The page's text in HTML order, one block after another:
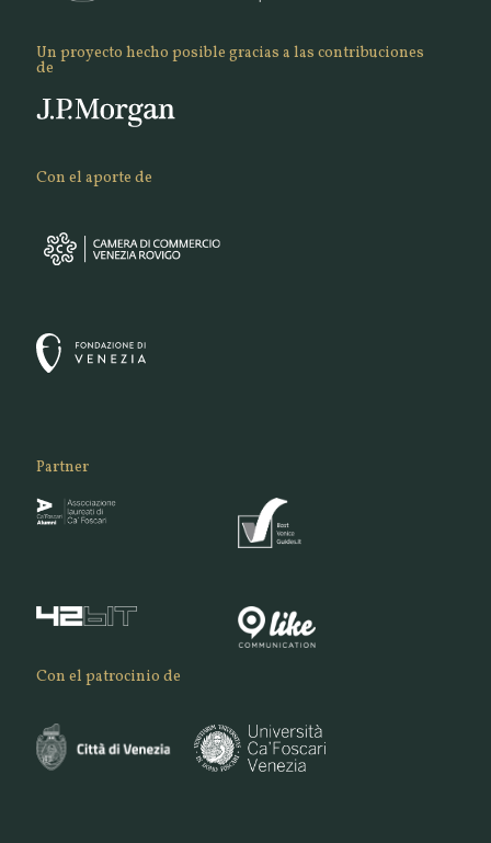
Un proyecto hecho posible gracias a las contribuciones
de
Con el aporte de
Partner
Con el patrocinio de